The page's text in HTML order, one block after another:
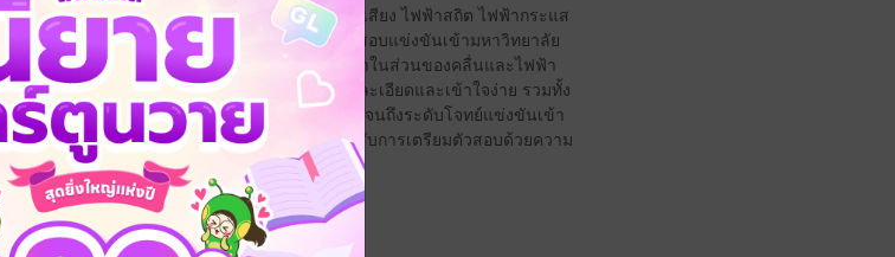
วนของคลื่นและไฟฟ้า ไม่ว่าจะเป็น คลื่นกล คลื่นเสียง ไฟฟ้าสถิต ไฟฟ้ากระแส
ใช้อ่านสำหรับการเตรียมตัวสอบในชั้นเรียน หรือสอบแข่งขันเข้ามหาวิทยาลัย
งขันในทุกๆ สนามสอบ โดยผู้เขียนได้อธิบายเนื้อหาในส่วนของคลื่นและไฟฟ้า
จน์และบรรยายถึงที่มาของสมการต่างๆ ไว้อย่างละเอียดและเข้าใจง่าย รวมทั้ง
โดยโจทย์ตัวอย่างจะเรียบเรียงจากระดับพื้นฐานจนถึงระดับโจทย์แข่งขันเข้า
น และเป็นการฝึกทักษะในการแก้โจทย์ปัญหา สำหรับการเตรียมตัวสอบด้วยความ